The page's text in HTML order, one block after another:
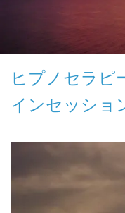
ヒプノセラピ
インセッショ